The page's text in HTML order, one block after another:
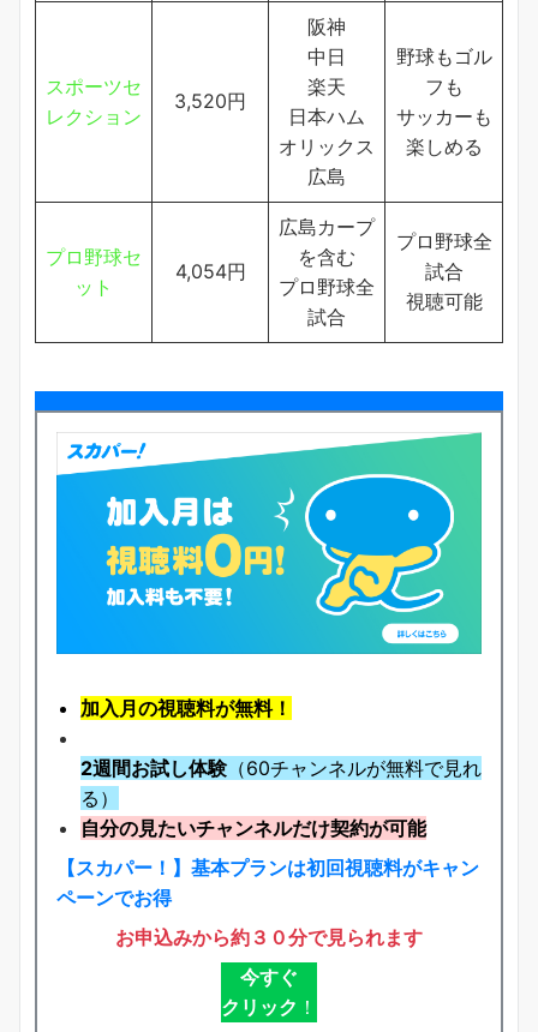
スポーツセ
レクション
3,520円
阪神
中日
楽天
日本ハム
オリックス
広島
野球もゴル
フも
サッカーも
楽しめる
プロ野球セ
ット
4,054円
広島カープ
を含む
プロ野球全
試合
プロ野球全
試合
視聴可能
加入月の視聴料が無料！
2週間お試し体験（60チャンネルが無料で見れ
る）
自分の見たいチャンネルだけ契約が可能
【スカパー！】基本プランは初回視聴料がキャン
ペーンでお得
お申込みから約３０分で見られます
今すぐ
クリック ！